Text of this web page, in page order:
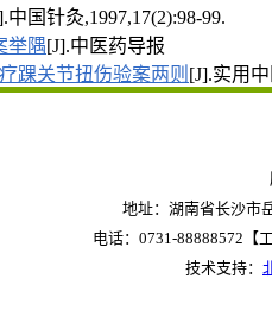
中国针灸,1997,17(2):98-99.
举隅[J].中医药导报
踝关节扭伤验案两则 [J].实用
地址：湖南省长沙市
电话：0731-88888572【
技术支持：